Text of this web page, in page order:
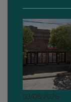
03/08/2026